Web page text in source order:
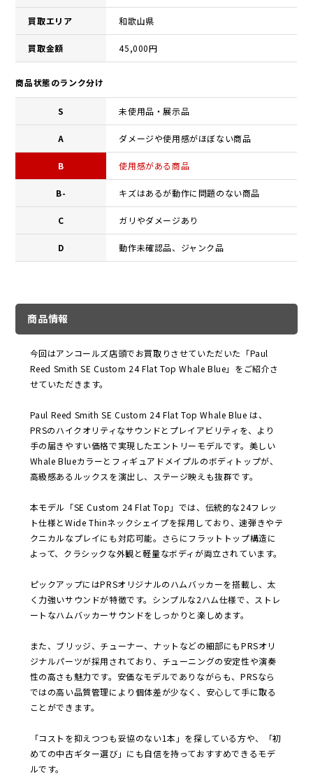
買取エリア 和歌山県
買取金額 45,000円
商品状態のランク分け
S 未使用品・展示品
A ダメージや使用感がほぼない商品
B 使用感がある商品
B- キズはあるが動作に問題のない商品
C ガリやダメージあり
D 動作未確認品、ジャンク品
商品情報
今回はアンコールズ店頭でお買取りさせていただいた「Paul
Reed Smith SE Custom 24 Flat Top Whale Blue」をご紹介さ
せていただきます。
Paul Reed Smith SE Custom 24 Flat Top Whale Blue は、
PRSのハイクオリティなサウンドとプレイアビリティを、より
手の届きやすい価格で実現したエントリーモデルです。美しい
Whale Blueカラーとフィギュアドメイプルのボディトップが、
高級感あるルックスを演出し、ステージ映えも抜群です。
本モデル「SE Custom 24 Flat Top」では、伝統的な24フレッ
ト仕様とWide Thinネックシェイプを採用しており、速弾きやテ
クニカルなプレイにも対応可能。さらにフラットトップ構造に
よって、クラシックな外観と軽量なボディが両立されています。
ピックアップにはPRSオリジナルのハムバッカーを搭載し、太
く力強いサウンドが特徴です。シンプルな2ハム仕様で、ストレ
ートなハムバッカーサウンドをしっかりと楽しめます。
また、ブリッジ、チューナー、ナットなどの細部にもPRSオリ
ジナルパーツが採用されており、チューニングの安定性や演奏
性の高さも魅力です。安価なモデルでありながらも、PRSなら
ではの高い品質管理により個体差が少なく、安心して手に取る
ことができます。
「コストを抑えつつも妥協のない1本」を探している方や、「初
めての中古ギター選び」にも自信を持っておすすめできるモデ
ルです。